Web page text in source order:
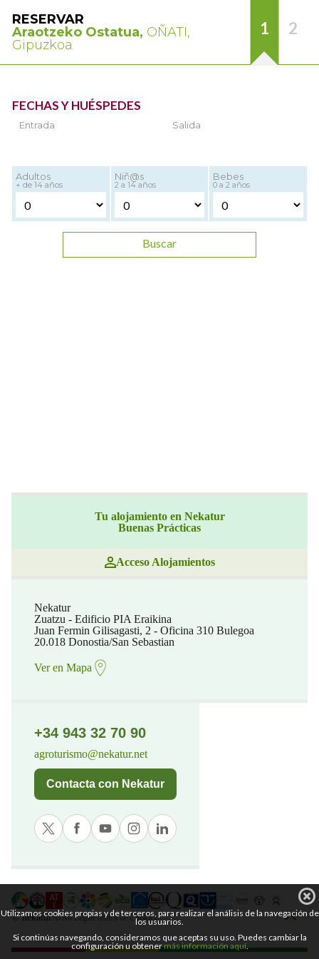
RESERVAR
Araotzeko Ostatua, OÑATI,
Gipuzkoa
1 2
FECHAS Y HUÉSPEDES
Entrada Salida
Adultos
+ de 14 años
Niñ@s
2 a 14 años
Bebes
0 a 2 años
Buscar
Tu alojamiento en Nekatur
Buenas Prácticas
Acceso Alojamientos
Nekatur
Zuatzu - Edificio PIA Eraikina
Juan Fermin Gilisagasti, 2 - Oficina 310 Bulegoa
20.018 Donostia/San Sebastian
Ver en Mapa
+34 943 32 70 90
agroturismo@nekatur.net
Contacta con Nekatur
© nekaturAviso LegalPolítica de Cookies
Utilizamos cookies propias y de terceros, para realizar el análisis de la navegación de
los usuarios.
Si continúas navegando, consideramos que aceptas su uso. Puedes cambiar la
configuración u obtenermás información aquí.